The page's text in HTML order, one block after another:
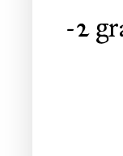
-2